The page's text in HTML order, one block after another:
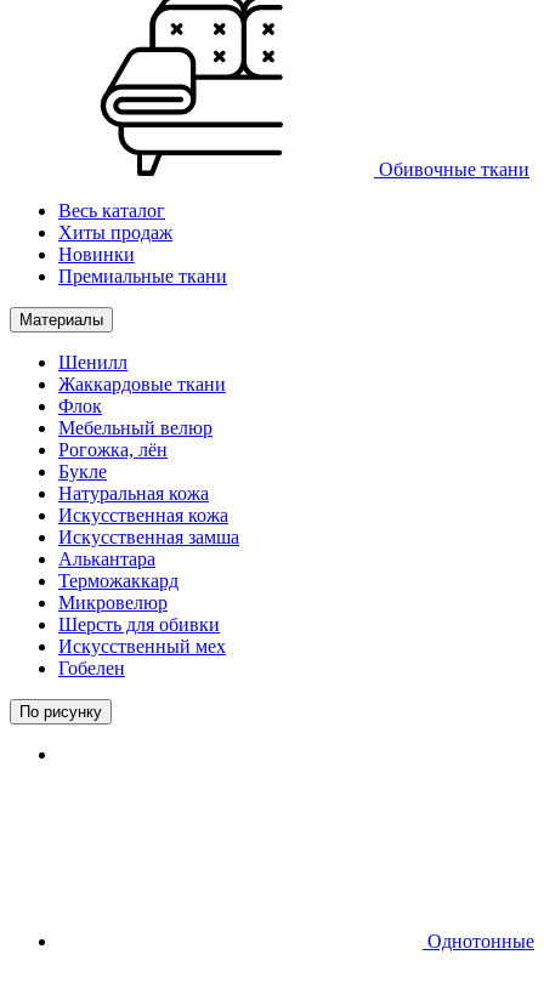
Обивочные ткани
Весь каталог
Хиты продаж
Новинки
Премиальные ткани
Материалы
Шенилл
Жаккардовые ткани
Флок
Мебельный велюр
Рогожка, лён
Букле
Натуральная кожа
Искусственная кожа
Искусственная замша
Алькантара
Терможаккард
Микровелюр
Шерсть для обивки
Искусственный мех
Гобелен
По рисунку
Однотонные